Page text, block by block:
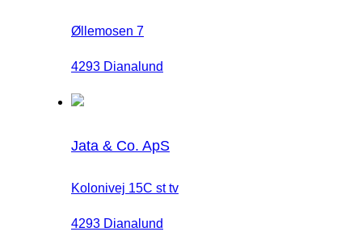
Øllemosen 7
4293 Dianalund
Jata & Co. ApS
Kolonivej 15C st tv
4293 Dianalund